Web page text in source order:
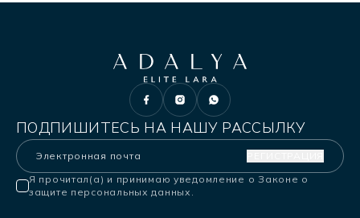
ПОДПИШИТЕСЬ НА НАШУ РАССЫЛКУ
Я прочитал(а) и принимаю уведомление о Законе о
защите персональных данных.